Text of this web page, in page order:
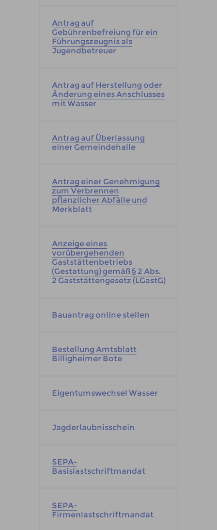
Antrag auf
Gebührenbefreiung für ein
Führungszeugnis als
Jugendbetreuer
Antrag auf Herstellung oder
Änderung eines Anschlusses
mit Wasser
Antrag auf Überlassung
einer Gemeindehalle
Antrag einer Genehmigung
zum Verbrennen
pflanzlicher Abfälle und
Merkblatt
Anzeige eines
vorübergehenden
Gaststättenbetriebs
(Gestattung) gemäß § 2 Abs.
2 Gaststättengesetz (LGastG)
Bauantrag online stellen
Bestellung Amtsblatt
Billigheimer Bote
Eigentumswechsel Wasser
Jagderlaubnisschein
SEPA-
Basislastschriftmandat
SEPA-
Firmenlastschriftmandat